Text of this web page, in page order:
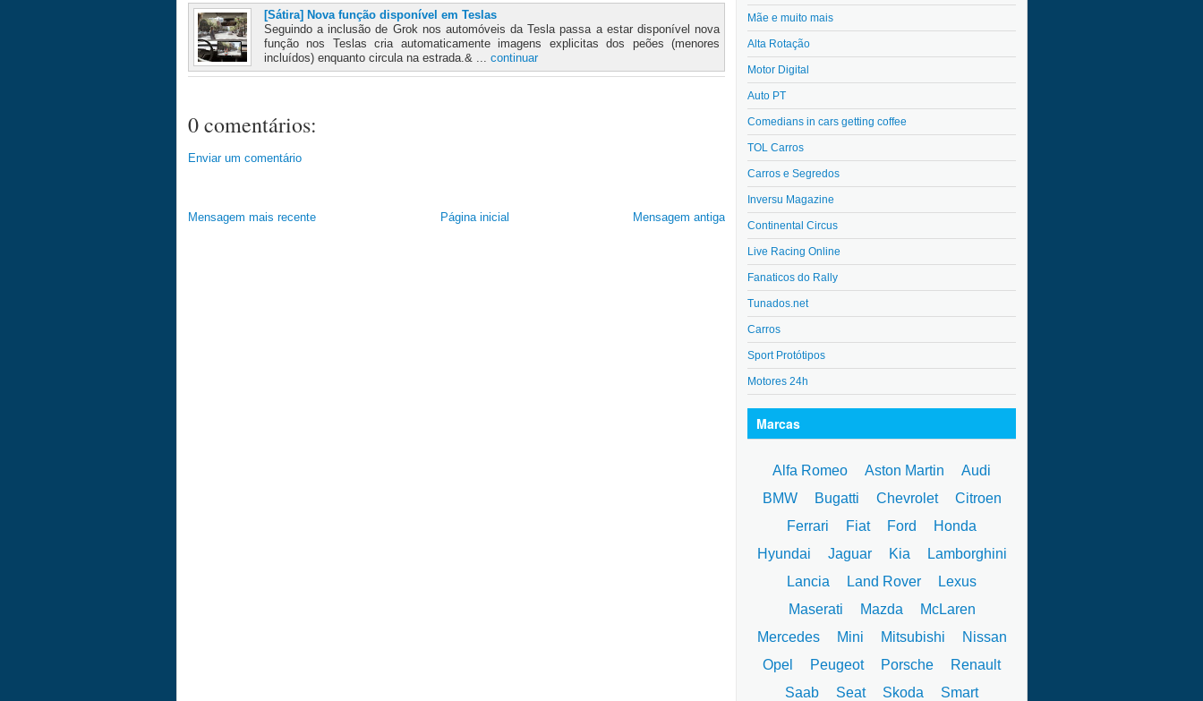
[Sátira] Nova função disponível em Teslas
Seguindo a inclusão de Grok nos automóveis da Tesla passa a estar disponível nova
função nos Teslas cria automaticamente imagens explicitas dos peões (menores
incluídos) enquanto circula na estrada.& ... continuar
0 comentários:
Enviar um comentário
Mensagem mais recente Mensagem antiga
Página inicial
Mãe e muito mais
Alta Rotação
Motor Digital
Auto PT
Comedians in cars getting coffee
TOL Carros
Carros e Segredos
Inversu Magazine
Continental Circus
Live Racing Online
Fanaticos do Rally
Tunados.net
Carros
Sport Protótipos
Motores 24h
Marcas
Alfa Romeo Aston Martin
Audi
BMW
Bugatti Chevrolet
Citroen
Ferrari
Fiat Ford
Honda
Hyundai
Jaguar Kia
Lamborghini
Lancia
Land Rover
Lexus
Maserati
Mazda
McLaren
Mercedes
Mini Mitsubishi
Nissan
Opel
Peugeot Porsche
Renault
Saab
Seat Skoda Smart